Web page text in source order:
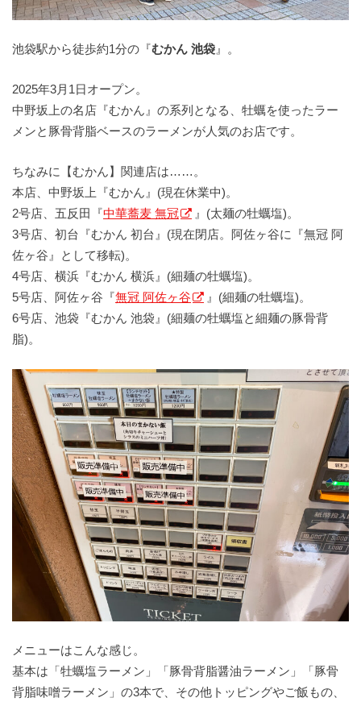
池袋駅から徒歩約1分の『むかん 池袋 』。
2025年3月1日オープン。
中野坂上の名店『むかん』の系列となる、牡蠣を使ったラー
メンと豚骨背脂ベースのラーメンが人気のお店です。
ちなみに【むかん】関連店は……。
本店、中野坂上『むかん』(現在休業中)。
2号店、五反田『中華蕎麦 無冠
』(太麺の牡蠣塩)。
3号店、初台『むかん 初台』(現在閉店。阿佐ヶ谷に『無冠 阿
佐ヶ谷』として移転)。
4号店、横浜『むかん 横浜』(細麺の牡蠣塩)。
5号店、阿佐ヶ谷『無冠 阿佐ヶ谷
』(細麺の牡蠣塩)。
6号店、池袋『むかん 池袋』(細麺の牡蠣塩と細麺の豚骨背
脂)。
メニューはこんな感じ。
基本は「牡蠣塩ラーメン」「豚骨背脂醤油ラーメン」「豚骨
背脂味噌ラーメン」の3本で、その他トッピングやご飯もの、